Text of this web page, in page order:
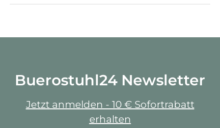
Buerostuhl24 Newsletter
Jetzt anmelden - 10 € Sofortrabatt
erhalten